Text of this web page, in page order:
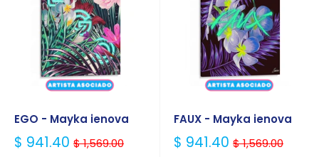
EGO - Mayka ienova
Precio
$ 941.40 $ 1,569.00
FAUX - Mayka ienova
Precio
$ 941.40 $ 1,569.00